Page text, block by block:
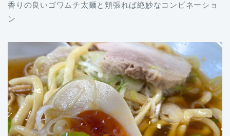
香りの良いゴワムチ太麺と頬張れば絶妙なコンビネーショ
ン